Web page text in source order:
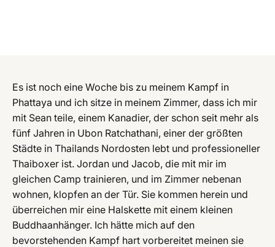
Es ist noch eine Woche bis zu meinem Kampf in
Phattaya und ich sitze in meinem Zimmer, dass ich mir
mit Sean teile, einem Kanadier, der schon seit mehr als
fünf Jahren in Ubon Ratchathani, einer der größten
Städte in Thailands Nordosten lebt und professioneller
Thaiboxer ist. Jordan und Jacob, die mit mir im
gleichen Camp trainieren, und im Zimmer nebenan
wohnen, klopfen an der Tür. Sie kommen herein und
überreichen mir eine Halskette mit einem kleinen
Buddhaanhänger. Ich hätte mich auf den
bevorstehenden Kampf hart vorbereitet meinen sie